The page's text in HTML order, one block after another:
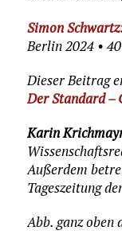
Simon
Berlin 2024 •
Dieser Beitrag
Der Standard –
Karin
Außerdem
Tageszeitung
Abb. ganz oben